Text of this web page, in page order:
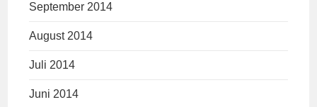
September 2014
August 2014
Juli 2014
Juni 2014